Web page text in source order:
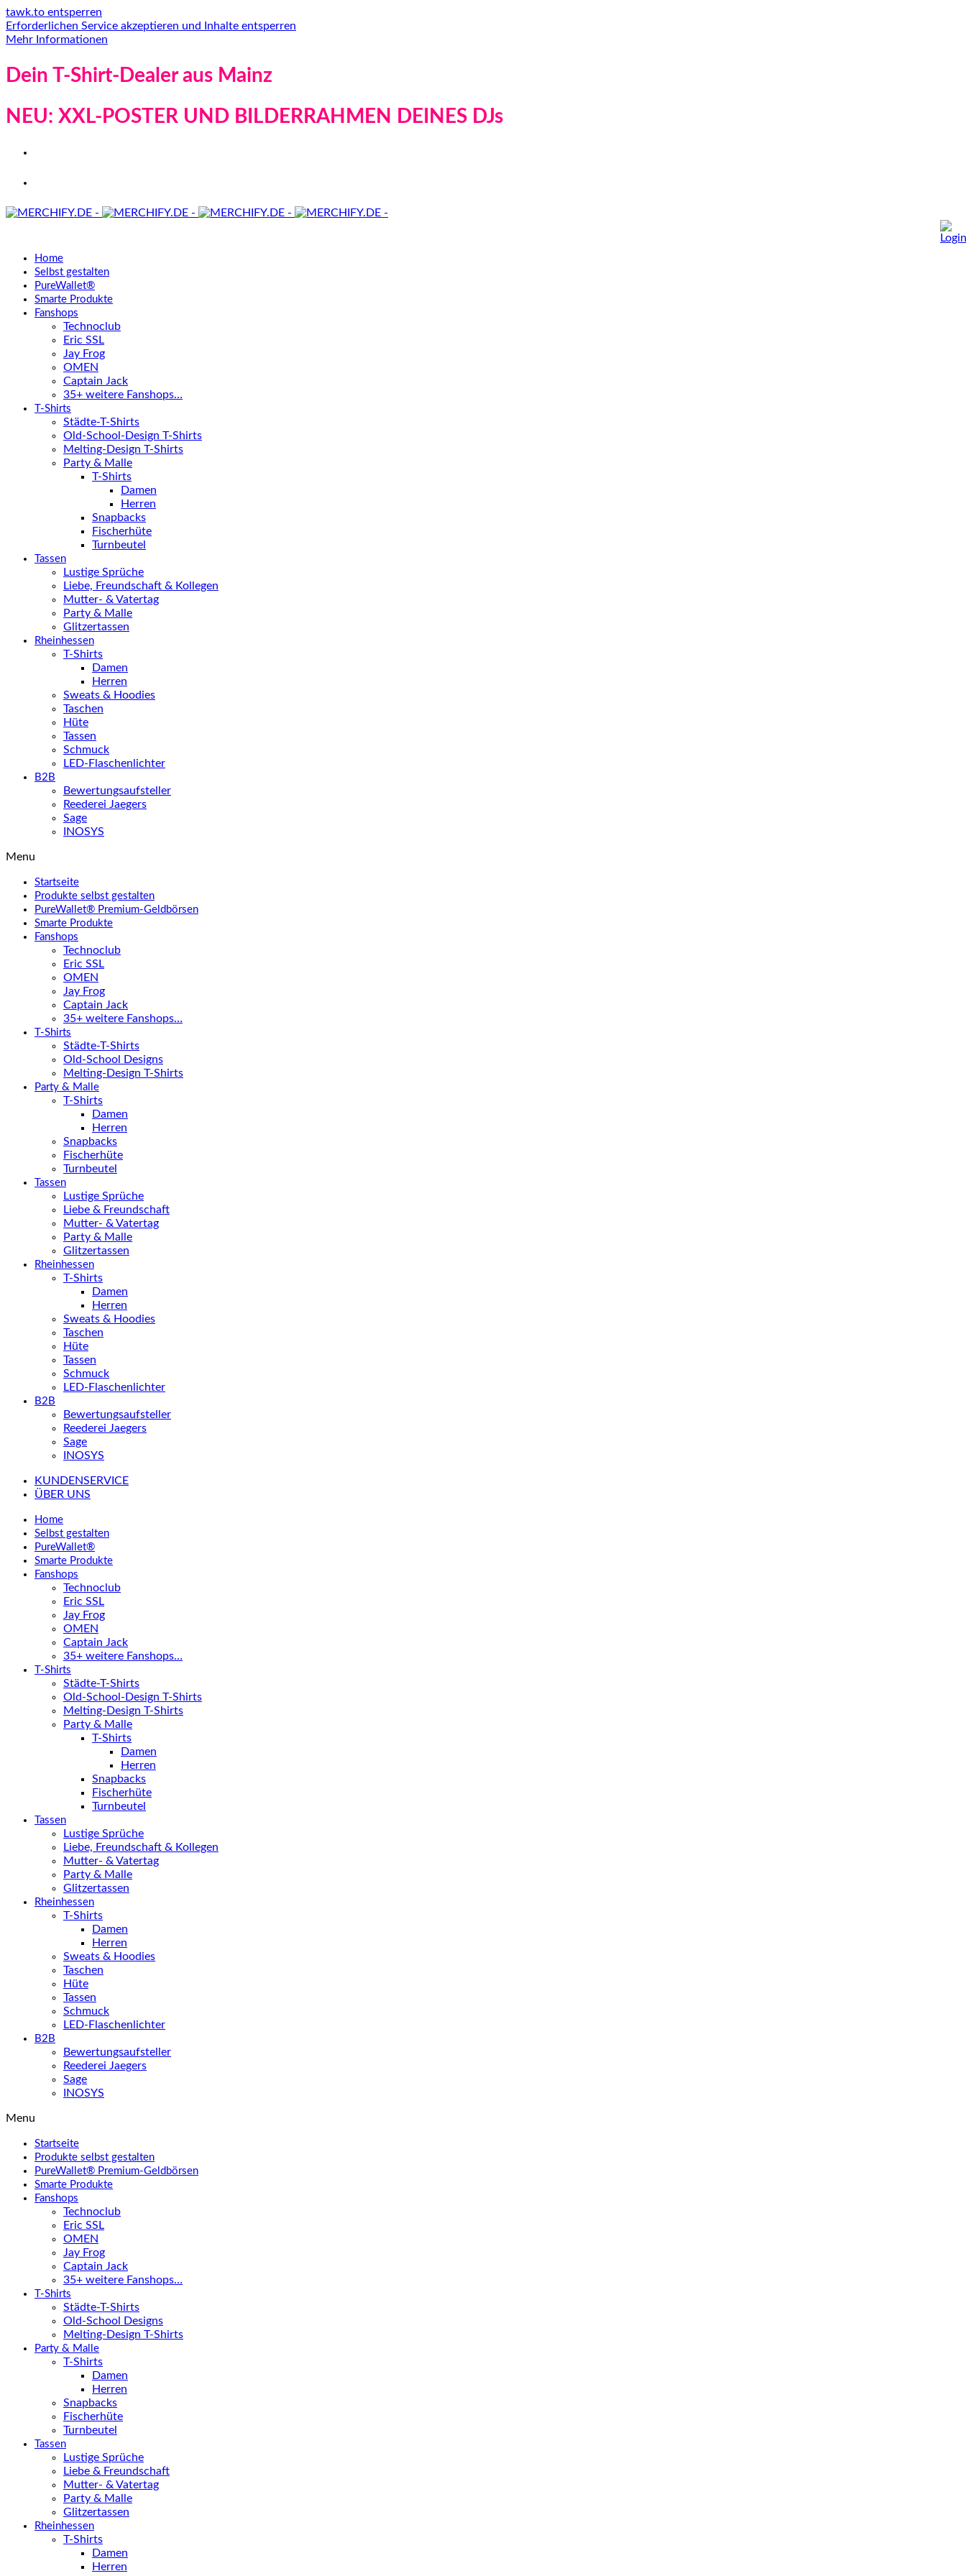
tawk.to entsperren
Erforderlichen Service akzeptieren und Inhalte entsperren
Mehr Informationen
Dein T-Shirt-Dealer aus Mainz
NEU: XXL-POSTER UND BILDERRAHMEN DEINES DJs
Home
Selbst gestalten
PureWallet®
Smarte Produkte
Fanshops
Technoclub
Eric SSL
Jay Frog
OMEN
Captain Jack
35+ weitere Fanshops…
T-Shirts
Städte-T-Shirts
Old-School-Design T-Shirts
Melting-Design T-Shirts
Party & Malle
T-Shirts
Damen
Herren
Snapbacks
Fischerhüte
Turnbeutel
Tassen
Lustige Sprüche
Liebe, Freundschaft & Kollegen
Mutter- & Vatertag
Party & Malle
Glitzertassen
Rheinhessen
T-Shirts
Damen
Herren
Sweats & Hoodies
Taschen
Hüte
Tassen
Schmuck
LED-Flaschenlichter
B2B
Bewertungsaufsteller
Reederei Jaegers
Sage
INOSYS
Menu
Startseite
Produkte selbst gestalten
PureWallet® Premium-Geldbörsen
Smarte Produkte
Fanshops
Technoclub
Eric SSL
OMEN
Jay Frog
Captain Jack
35+ weitere Fanshops…
T-Shirts
Städte-T-Shirts
Old-School Designs
Melting-Design T-Shirts
Party & Malle
T-Shirts
Damen
Herren
Snapbacks
Fischerhüte
Turnbeutel
Tassen
Lustige Sprüche
Liebe & Freundschaft
Mutter- & Vatertag
Party & Malle
Glitzertassen
Rheinhessen
T-Shirts
Damen
Herren
Sweats & Hoodies
Taschen
Hüte
Tassen
Schmuck
LED-Flaschenlichter
B2B
Bewertungsaufsteller
Reederei Jaegers
Sage
INOSYS
KUNDENSERVICE
ÜBER UNS
Home
Selbst gestalten
PureWallet®
Smarte Produkte
Fanshops
Technoclub
Eric SSL
Jay Frog
OMEN
Captain Jack
35+ weitere Fanshops…
T-Shirts
Städte-T-Shirts
Old-School-Design T-Shirts
Melting-Design T-Shirts
Party & Malle
T-Shirts
Damen
Herren
Snapbacks
Fischerhüte
Turnbeutel
Tassen
Lustige Sprüche
Liebe, Freundschaft & Kollegen
Mutter- & Vatertag
Party & Malle
Glitzertassen
Rheinhessen
T-Shirts
Damen
Herren
Sweats & Hoodies
Taschen
Hüte
Tassen
Schmuck
LED-Flaschenlichter
B2B
Bewertungsaufsteller
Reederei Jaegers
Sage
INOSYS
Menu
Startseite
Produkte selbst gestalten
PureWallet® Premium-Geldbörsen
Smarte Produkte
Fanshops
Technoclub
Eric SSL
OMEN
Jay Frog
Captain Jack
35+ weitere Fanshops…
T-Shirts
Städte-T-Shirts
Old-School Designs
Melting-Design T-Shirts
Party & Malle
T-Shirts
Damen
Herren
Snapbacks
Fischerhüte
Turnbeutel
Tassen
Lustige Sprüche
Liebe & Freundschaft
Mutter- & Vatertag
Party & Malle
Glitzertassen
Rheinhessen
T-Shirts
Damen
Herren